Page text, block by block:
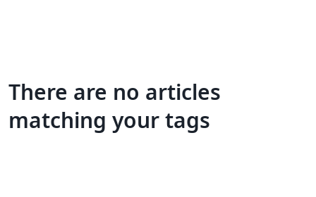
There are no articles
matching your tags